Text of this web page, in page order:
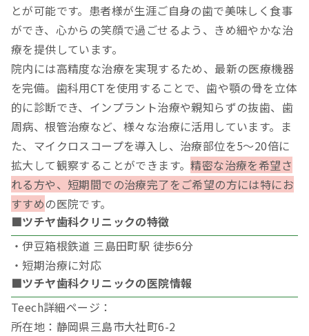
とが可能です。患者様が生涯ご自身の歯で美味しく食事
ができ、心からの笑顔で過ごせるよう、きめ細やかな治
療を提供しています。
院内には高精度な治療を実現するため、最新の医療機器
を完備。歯科用CTを使用することで、歯や顎の骨を立体
的に診断でき、インプラント治療や親知らずの抜歯、歯
周病、根管治療など、様々な治療に活用しています。ま
た、マイクロスコープを導入し、治療部位を5～20倍に
拡大して観察することができます。精密な治療を希望さ
れる方や、短期間での治療完了をご希望の方には特にお
すすめの医院です。
■ツチヤ歯科クリニックの特徴
・伊豆箱根鉄道 三島田町駅 徒歩6分
・短期治療に対応
■ツチヤ歯科クリニックの医院情報
Teech詳細ページ：
所在地：静岡県三島市大社町6-2